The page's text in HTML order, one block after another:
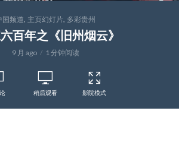
国频道, 主页幻灯片, 多彩贵州
百年之《旧州烟云》
9 月 ago 1 分钟阅读
稍后观看 影院模式